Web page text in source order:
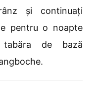
și continuați
pentru o noapte
de bază